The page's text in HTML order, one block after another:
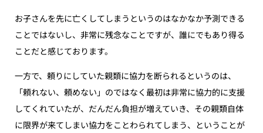
お子さんを先に亡くしてしまうというのはなかなか予測できる
ことではないし、非常に残念なことですが、誰にでもあり得る
ことだと感じております。
一方で、頼りにしていた親類に協力を断られるというのは、
「頼れない、頼めない」のではなく最初は非常に協力的に支援
してくれていたが、だんだん負担が増えていき、その親類自体
に限界が来てしまい協力をことわられてしまう、ということが